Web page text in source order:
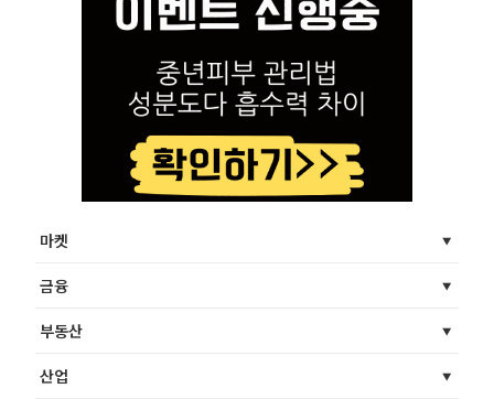
마켓
금융
부동산
산업